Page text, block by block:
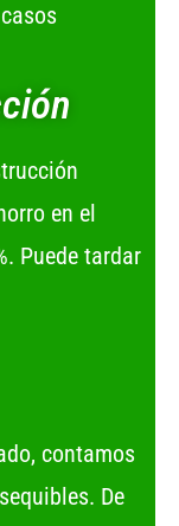
en el
Puede tardar
contamos
De